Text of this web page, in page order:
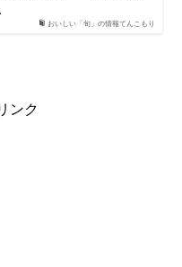
おいしい「旬」の情報てんこもり
ンク